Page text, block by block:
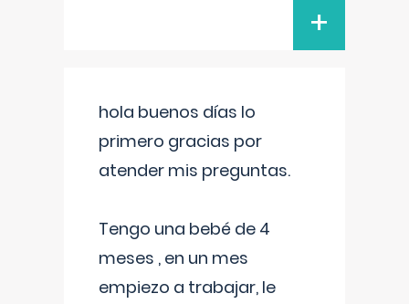
+
hola buenos días lo
primero gracias por
atender mis preguntas.
Tengo una bebé de 4
meses , en un mes
empiezo a trabajar, le